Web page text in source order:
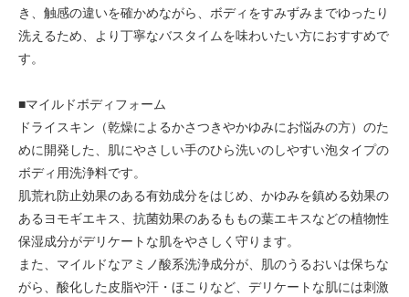
き、触感の違いを確かめながら、ボディをすみずみまでゆったり
洗えるため、より丁寧なバスタイムを味わいたい方におすすめで
す。
■マイルドボディフォーム
ドライスキン（乾燥によるかさつきやかゆみにお悩みの方）のた
めに開発した、肌にやさしい手のひら洗いのしやすい泡タイプの
ボディ用洗浄料です。
肌荒れ防止効果のある有効成分をはじめ、かゆみを鎮める効果の
あるヨモギエキス、抗菌効果のあるももの葉エキスなどの植物性
保湿成分がデリケートな肌をやさしく守ります。
また、マイルドなアミノ酸系洗浄成分が、肌のうるおいは保ちな
がら、酸化した皮脂や汗・ほこりなど、デリケートな肌には刺激